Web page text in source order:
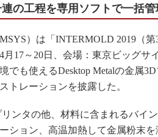
産業オープンネ
3Dプリ
インダ
メイ
の工程を専用ソフトで一括管
）は「INTERMOLD 2019（
月17～20日、会場：東京ビッグサ
でも使えるDesktop Metalの金属
トレーションを披露した。
ンタの他、材料に含まれるバイ
ション、高温加熱して金属粉末